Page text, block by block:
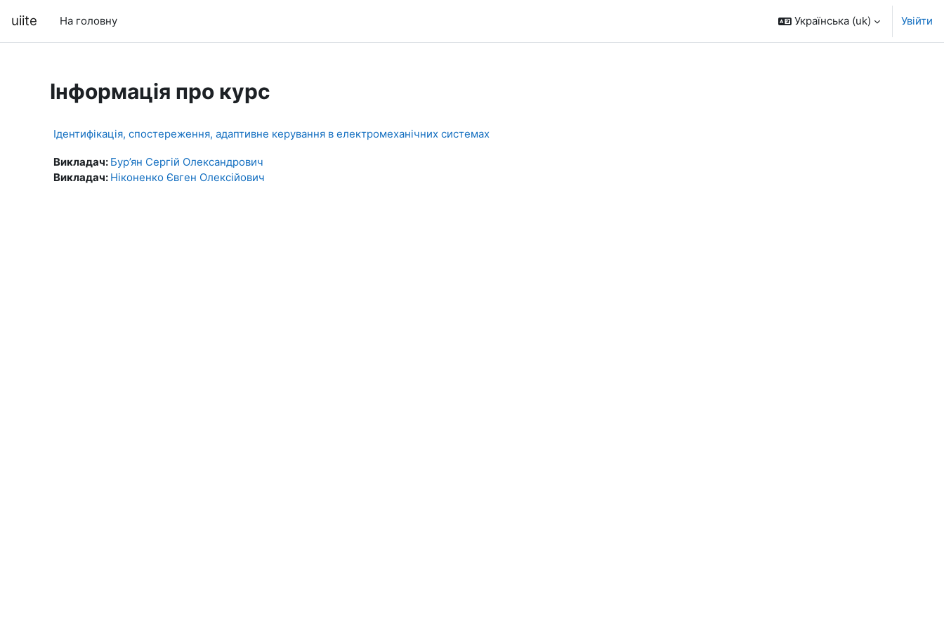
uiite На головну Українська ‎(uk)‎ Увійти
Інформація про курс
Ідентифікація, спостереження, адаптивне керування в електромеханічних системах
Викладач: Бур’ян Сергій Олександрович
Викладач: Ніконенко Євген Олексійович